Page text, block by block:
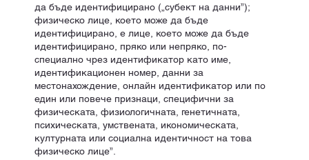
да бъде идентифицирано („субект на данни”);
физическо лице, което може да бъде
идентифицирано, е лице, което може да бъде
идентифицирано, пряко или непряко, по-
специално чрез идентификатор като име,
идентификационен номер, данни за
местонахождение, онлайн идентификатор или по
един или повече признаци, специфични за
физическата, физиологичната, генетичната,
психическата, умствената, икономическата,
културната или социална идентичност на това
физическо лице”.